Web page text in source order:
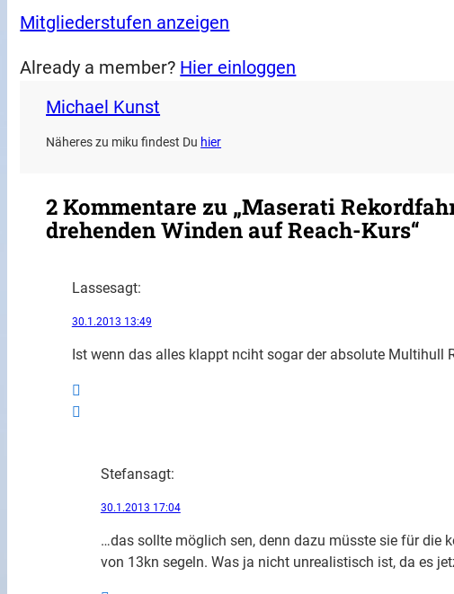
Mitgliederstufen anzeigen
Already a member? Hier einloggen
Michael Kunst
Näheres zu miku findest Du hier
2 Kommentare zu „Maserati
drehenden Winden auf Reach-Kurs“
Lassesagt:
30.1.2013 13:49
Ist wenn das alles klappt nciht sogar der absolute Multihull
Stefansagt:
30.1.2013 17:04
…das sollte möglich sen, denn dazu müsste sie für die
von 13kn segeln. Was ja nicht unrealistisch ist, da es